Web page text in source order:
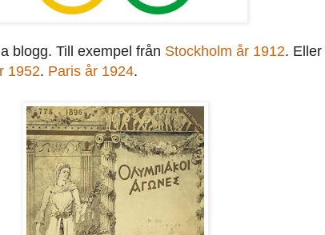
blogg. Till exempel från Stockholm år 1912. Eller
1952. Paris år 1924.